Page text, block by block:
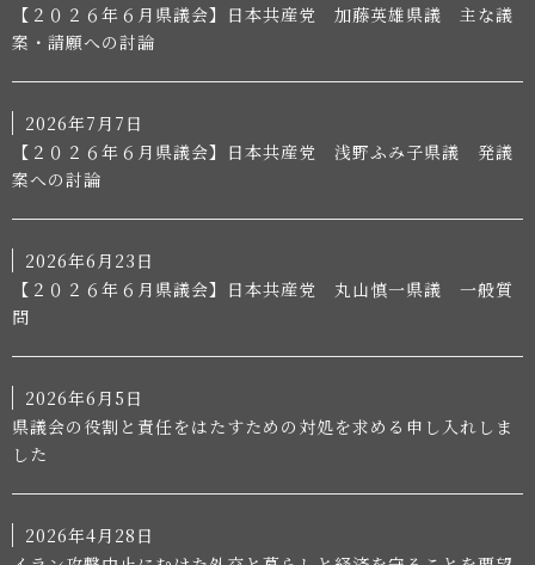
【２０２６年６月県議会】日本共産党 加藤英雄県議 主な議
案・請願への討論
2026年7月7日
【２０２６年６月県議会】日本共産党 浅野ふみ子県議 発議
案への討論
2026年6月23日
【２０２６年６月県議会】日本共産党 丸山慎一県議 一般質
問
2026年6月5日
県議会の役割と責任をはたすための対処を求める申し入れしま
した
2026年4月28日